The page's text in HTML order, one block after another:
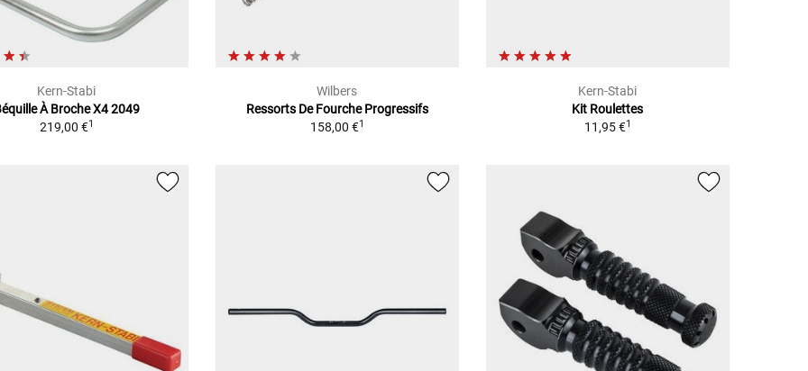
Kern-Stabi
À Broche X4 2049
219,00 €1
Wilbers
Ressorts De Fourche Progressifs
158,00 €1
Kern-Stabi
Kit Roulettes
11,95 €1